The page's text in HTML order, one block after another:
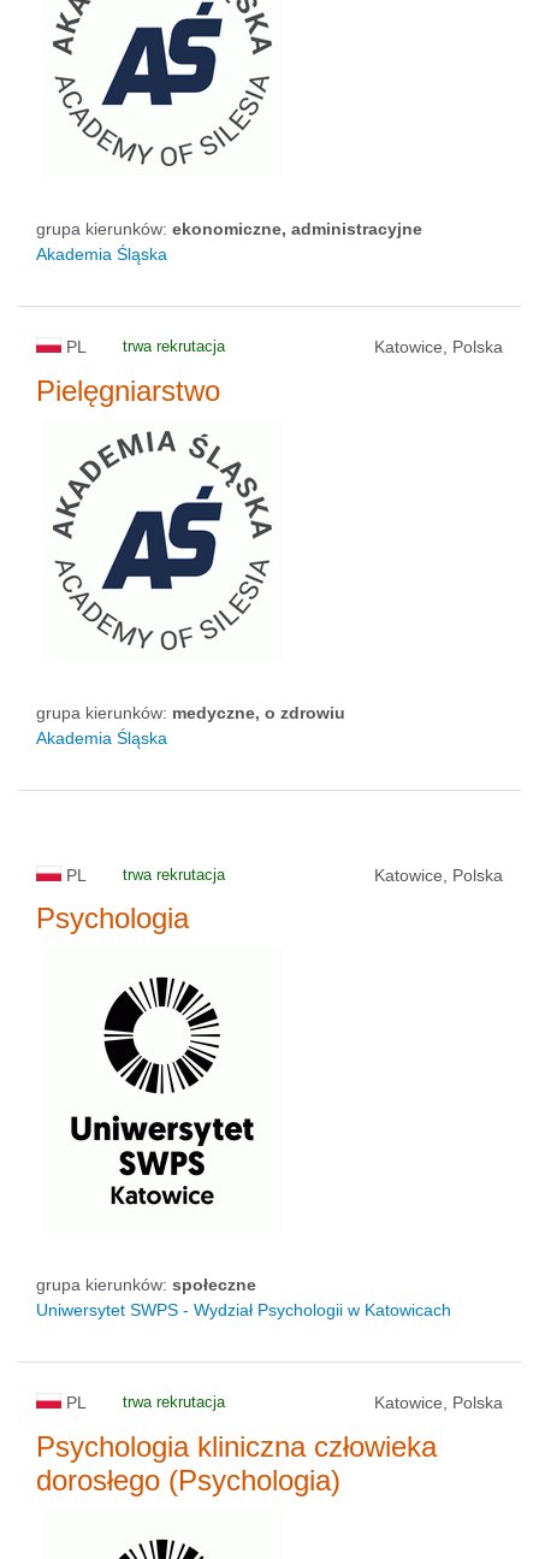
grupa kierunków: ekonomiczne, administracyjne
Akademia Śląska
PL trwa rekrutacja Katowice, Polska
Pielęgniarstwo
grupa kierunków: medyczne, o zdrowiu
Akademia Śląska
PL trwa rekrutacja Katowice, Polska
Psychologia
grupa kierunków: społeczne
Uniwersytet SWPS - Wydział Psychologii w Katowicach
PL trwa rekrutacja Katowice, Polska
Psychologia kliniczna człowieka
dorosłego (Psychologia)